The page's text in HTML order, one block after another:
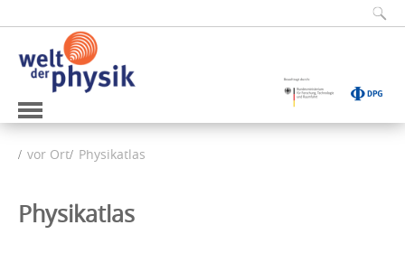
vor Ort Physikatlas
Physikatlas